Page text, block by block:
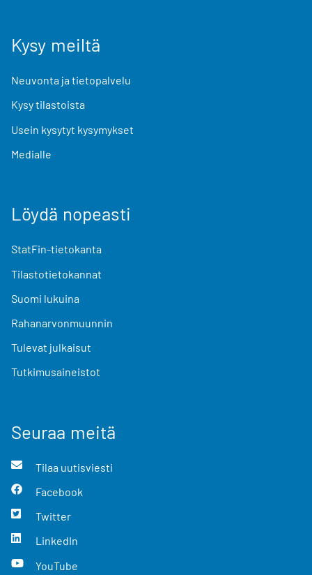
Kysy meiltä
Neuvonta ja tietopalvelu
Kysy tilastoista
Usein kysytyt kysymykset
Medialle
Löydä nopeasti
StatFin-tietokanta
Tilastotietokannat
Suomi lukuina
Rahanarvonmuunnin
Tulevat julkaisut
Tutkimusaineistot
Seuraa meitä
Tilaa uutisviesti
Facebook
Twitter
LinkedIn
YouTube